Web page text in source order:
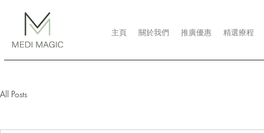
主頁 關於我們 推廣優惠 精選療程
All Posts